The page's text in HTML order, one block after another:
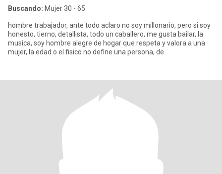
Buscando: Mujer 30 - 65
hombre trabajador, ante todo aclaro no soy millonario, pero si soy
honesto, tierno, detallista, todo un caballero, me gusta bailar, la
musica, soy hombre alegre de hogar que respeta y valora a una
mujer, la edad o el fisico no define una persona, de